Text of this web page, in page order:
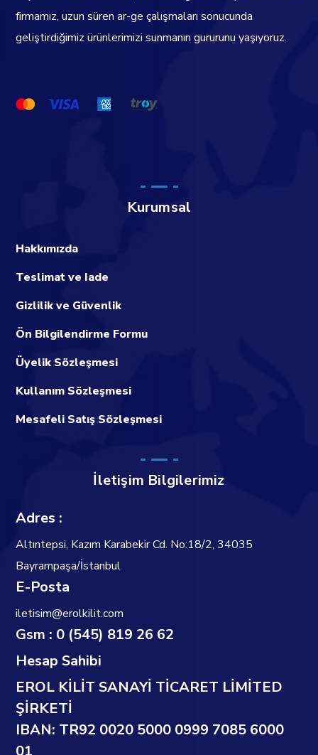
firmamız, uzun süren ar-ge çalışmaları sonucunda
geliştirdiğimiz ürünlerimizi sunmanın gururunu yaşıyoruz.
Kurumsal
Hakkımızda
Teslimat ve Iade
Gizlilik ve Güvenlik
Ön Bilgilendirme Formu
Üyelik Sözleşmesi
Kullanım Sözleşmesi
Mesafeli Satış Sözleşmesi
İletişim Bilgilerimiz
Adres :
Altıntepsi, Kazım Karabekir Cd. No:18/2, 34035
Bayrampaşa/İstanbul
E-Posta
iletisim@erolkilit.com
Gsm : 0 (545) 819 26 62
Hesap Sahibi
EROL KİLİT SANAYİ TİCARET LİMİTED
ŞİRKETİ
IBAN: TR92 0020 5000 0999 7085 6000